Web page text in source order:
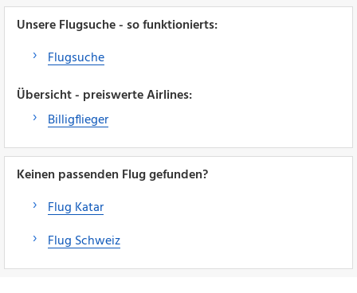
Unsere Flugsuche - so funktionierts:
Flugsuche
Übersicht - preiswerte Airlines:
Billigflieger
Keinen passenden Flug gefunden?
Flug Katar
Flug Schweiz